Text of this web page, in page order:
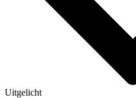
Uitgelicht